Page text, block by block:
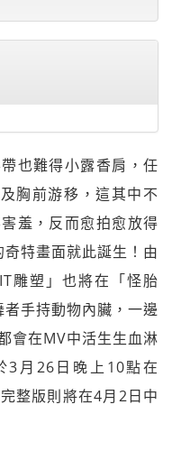
也難得小露香肩，任
胸前游移，這其中不
羞，反而愈拍愈放得
特畫面就此誕生！由
雕塑」也將在「怪胎
手持動物內臟，一邊
會在MV中活生生血淋
3月26日晚上10點在
整版則將在4月2日中